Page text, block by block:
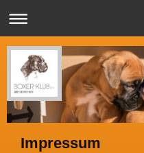
Impressum